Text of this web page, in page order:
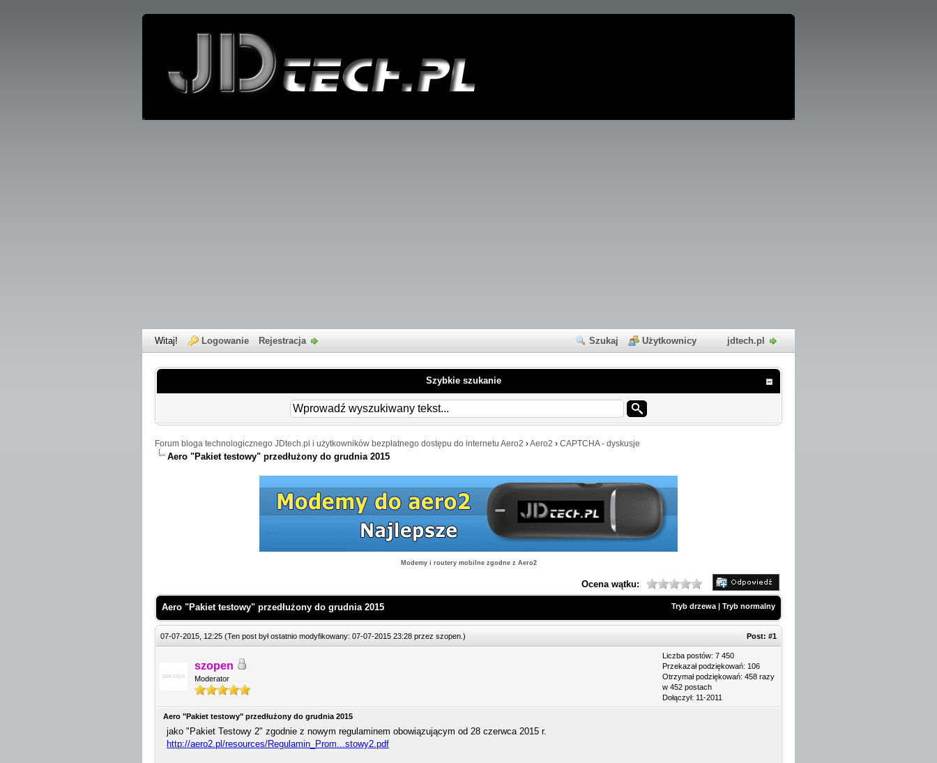
Szukaj Użytkownicy jdtech.pl
Witaj! Logowanie Rejestracja
Szybkie szukanie
Forum bloga technologicznego JDtech.pl i użytkowników bezpłatnego dostępu do internetu Aero2 ›Aero2 › CAPTCHA - dyskusje
Aero "Pakiet testowy" przedłużony do grudnia 2015
Modemy i routery mobilne zgodne z Aero2
Ocena wątku:
Tryb drzewa | Tryb normalny
Aero "Pakiet testowy" przedłużony do grudnia 2015
07-07-2015, 12:25 (Ten post był ostatnio modyfikowany: 07-07-2015 23:28 przez szopen ) Post: #1
szopen
Moderator
Liczba postów: 7 450
Przekazał podziękowań: 106
Otrzymał podziękowań: 458 razy
w 452 postach
Dołączył: 11-2011
Aero "Pakiet testowy" przedłużony do grudnia 2015
jako "Pakiet Testowy 2" zgodnie z nowym regulaminem obowiązującym od 28 czerwca 2015 r.
http://aero2.pl/resources/Regulamin_Prom...stowy2.pdf